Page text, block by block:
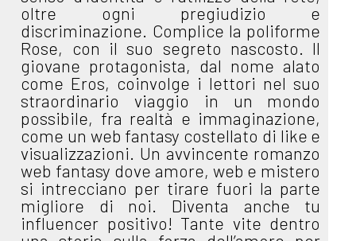
oltre ogni pregiudizio e
discriminazione. Complice la poliforme
Rose, con il suo segreto nascosto. Il
giovane protagonista, dal nome alato
come Eros, coinvolge i lettori nel suo
straordinario viaggio in un mondo
possibile, fra realtà e immaginazione,
come un web fantasy costellato di like e
visualizzazioni. Un avvincente romanzo
web fantasy dove amore, web e mistero
si intrecciano per tirare fuori la parte
migliore di noi. Diventa anche tu
influencer positivo! Tante vite dentro